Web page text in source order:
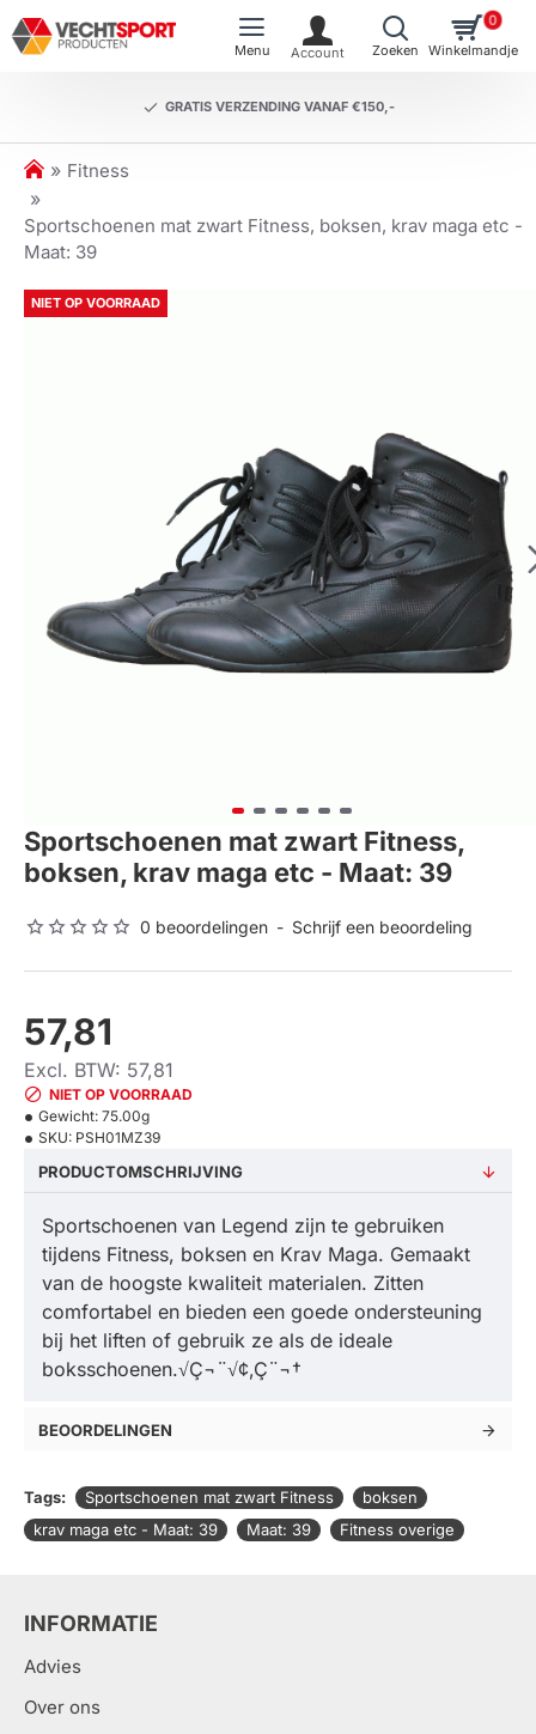
GRATIS VERZENDING VANAF €150,-
0
h
m
e
Fitness
Sportschoenen mat zwart Fitness, boksen, krav maga etc -
Maat: 39
NIET OP VOORRAAD
Sportschoenen mat zwart Fitness,
boksen, krav maga etc - Maat: 39
0 beoordelingen - Schrijf een beoordeling
57,81
Excl. BTW: 57,81
NIET OP VOORRAAD
Gewicht: 75.00g
SKU: PSH01MZ39
PRODUCTOMSCHRIJVING
Sportschoenen van Legend zijn te gebruiken
tijdens Fitness, boksen en Krav Maga. Gemaakt
van de hoogste kwaliteit materialen. Zitten
comfortabel en bieden een goede ondersteuning
bij het liften of gebruik ze als de ideale
boksschoenen.√Ç¬¨√¢‚Ç¨¬†
BEOORDELINGEN
Tags: Sportschoenen mat zwart Fitness
boksen
krav maga etc - Maat: 39
Maat: 39 Fitness overige
INFORMATIE
Advies
Over ons